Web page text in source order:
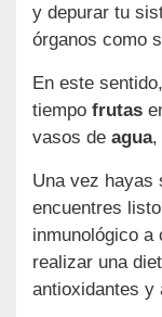
y depurar tu
órganos como
En este
tiempo frutas
vasos de agua,
Una vez hayas
encuentres
inmunológico a
realizar una
antioxidantes y